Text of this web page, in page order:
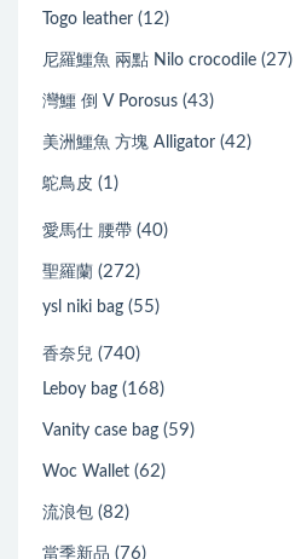
Togo leather (12)
尼羅鱷魚 兩點 Nilo crocodile (27)
灣鱷 倒 V Porosus (43)
美洲鱷魚 方塊 Alligator (42)
鴕鳥皮 (1)
愛馬仕 腰帶 (40)
聖羅蘭 (272)
ysl niki bag (55)
香奈兒 (740)
Leboy bag (168)
Vanity case bag (59)
Woc Wallet (62)
流浪包 (82)
當季新品 (76)